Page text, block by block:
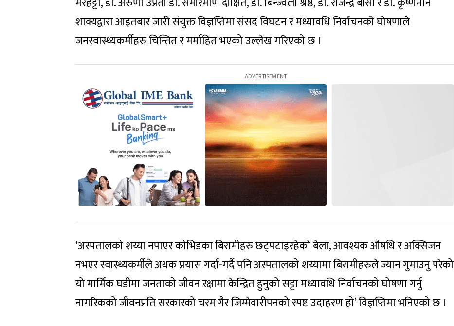
शाक्यद्वारा आइतबार जारी संयुक्त विज्ञप्तिमा संसद विघटन र मध्यावधि निर्वाचनको घोषणाले
जनस्वास्थ्यकर्मीहरु चिन्तित र मर्माहित भएको उल्लेख गरिएको छ ।
‘अस्पतालको शय्या नपाएर कोभिडका बिरामीहरु छट्पटाइरहेको बेला, आवश्यक औषधि र अक्सिजन
नभएर स्वास्थ्यकर्मीले अथक प्रयास गर्दा-गर्दै पनि अस्पतालको शय्यामा बिरामीहरुले ज्यान गुमाउनु परेको
यो मार्मिक घडीमा जनताको जीवन रक्षामा केन्द्रित हुनुको सट्टा मध्यावधि निर्वाचनको घोषणा गर्नु
नागरिकको जीवनप्रति सरकारको चरम गैर जिम्मेवारीपनको स्पष्ट उदाहरण हो’ विज्ञप्तिमा भनिएको छ ।